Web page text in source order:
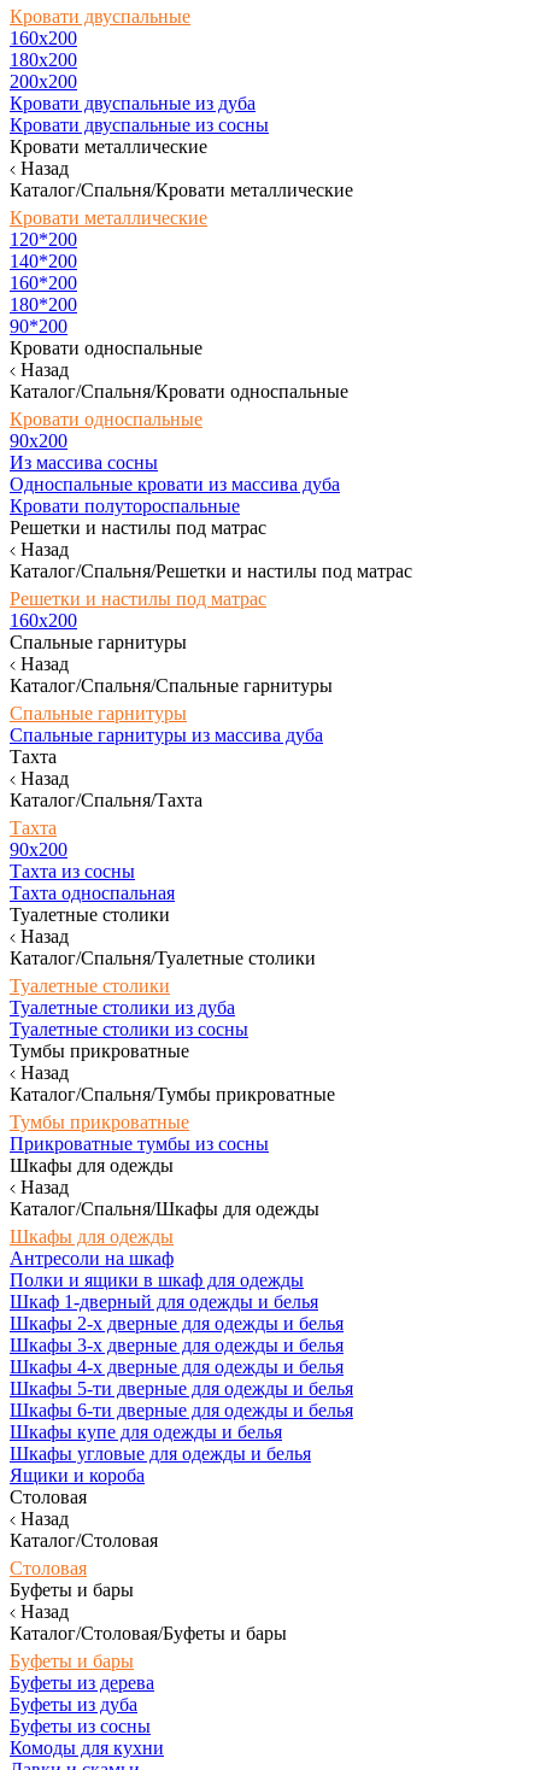
Кровати двуспальные
160х200
180x200
200x200
Кровати двуспальные из дуба
Кровати двуспальные из сосны
Кровати металлические
Назад
Каталог/Спальня/Кровати металлические
Кровати металлические
120*200
140*200
160*200
180*200
90*200
Кровати односпальные
Назад
Каталог/Спальня/Кровати односпальные
Кровати односпальные
90х200
Из массива сосны
Односпальные кровати из массива дуба
Кровати полутороспальные
Решетки и настилы под матрас
Назад
Каталог/Спальня/Решетки и настилы под матрас
Решетки и настилы под матрас
160х200
Спальные гарнитуры
Назад
Каталог/Спальня/Спальные гарнитуры
Спальные гарнитуры
Спальные гарнитуры из массива дуба
Тахта
Назад
Каталог/Спальня/Тахта
Тахта
90х200
Тахта из сосны
Тахта односпальная
Туалетные столики
Назад
Каталог/Спальня/Туалетные столики
Туалетные столики
Туалетные столики из дуба
Туалетные столики из сосны
Тумбы прикроватные
Назад
Каталог/Спальня/Тумбы прикроватные
Тумбы прикроватные
Прикроватные тумбы из сосны
Шкафы для одежды
Назад
Каталог/Спальня/Шкафы для одежды
Шкафы для одежды
Антресоли на шкаф
Полки и ящики в шкаф для одежды
Шкаф 1-дверный для одежды и белья
Шкафы 2-х дверные для одежды и белья
Шкафы 3-х дверные для одежды и белья
Шкафы 4-х дверные для одежды и белья
Шкафы 5-ти дверные для одежды и белья
Шкафы 6-ти дверные для одежды и белья
Шкафы купе для одежды и белья
Шкафы угловые для одежды и белья
Ящики и короба
Столовая
Назад
Каталог/Столовая
Столовая
Буфеты и бары
Назад
Каталог/Столовая/Буфеты и бары
Буфеты и бары
Буфеты из дерева
Буфеты из дуба
Буфеты из сосны
Комоды для кухни